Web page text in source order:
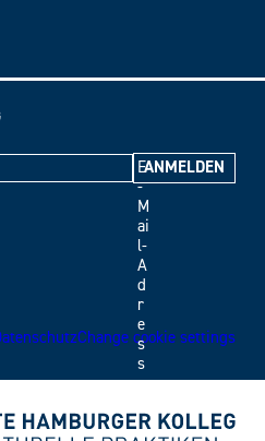
E
-
M
ai
l-
A
d
r
e
s
s
e
Change cookie settings